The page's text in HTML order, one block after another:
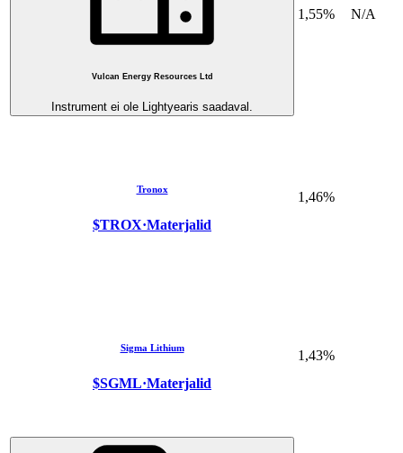
Vulcan Energy Resources Ltd
Instrument ei ole Lightyearis saadaval.
1,55% N/A
Tronox
$TROX·Materjalid
1,46%
Sigma Lithium
$SGML·Materjalid
1,43%